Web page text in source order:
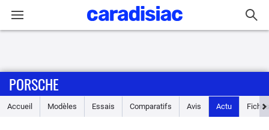
Accueil
PORSCHE
Accueil Modèles Essais Comparatifs Avis Actu